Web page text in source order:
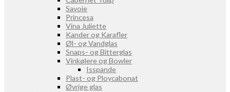
Savoie
Princesa
Vina Juliette
Kander og Karafler
Øl- og Vandglas
Snaps- og Bitterglas
Vinkølere og Bowler
Isspande
Plast- og Ploycabonat
Øvrige glas